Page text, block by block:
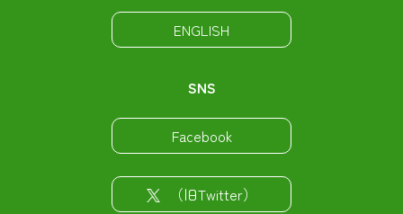
ENGLISH
SNS
Facebook
（旧Twitter）